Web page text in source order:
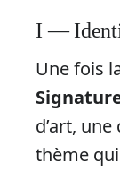
I —
Une fois
d’art,
thème